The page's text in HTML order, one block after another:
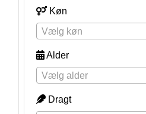
Køn
Vælg køn
Alder
Vælg alder
Dragt